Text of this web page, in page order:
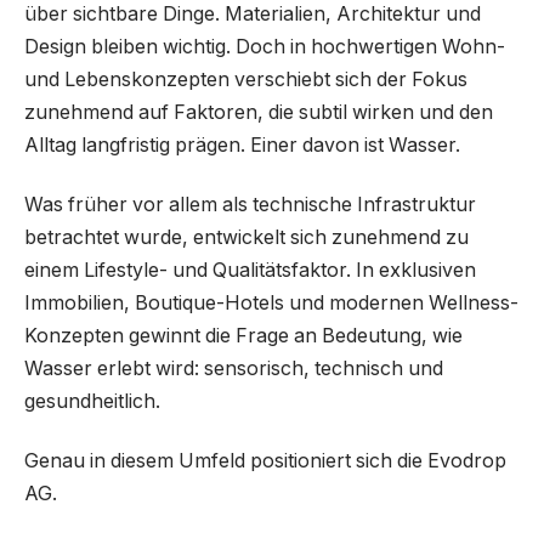
über sichtbare Dinge. Materialien, Architektur und
Design bleiben wichtig. Doch in hochwertigen Wohn-
und Lebenskonzepten verschiebt sich der Fokus
zunehmend auf Faktoren, die subtil wirken und den
Alltag langfristig prägen. Einer davon ist Wasser.
Was früher vor allem als technische Infrastruktur
betrachtet wurde, entwickelt sich zunehmend zu
einem Lifestyle- und Qualitätsfaktor. In exklusiven
Immobilien, Boutique-Hotels und modernen Wellness-
Konzepten gewinnt die Frage an Bedeutung, wie
Wasser erlebt wird: sensorisch, technisch und
gesundheitlich.
Genau in diesem Umfeld positioniert sich die Evodrop
AG.